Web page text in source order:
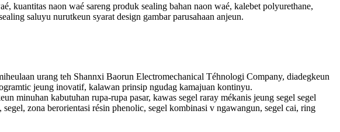
kuantitas naon waé sareng produk sealing bahan naon waé, kalebet polyurethane,
saluyu nurutkeun syarat design gambar parusahaan anjeun.
urang teh Shannxi Baorun Electromechanical Téhnologi Company, diadegkeun
jeung inovatif, kalawan prinsip ngudag kamajuan kontinyu.
minuhan kabutuhan rupa-rupa pasar, kawas segel raray mékanis jeung segel segel
zona berorientasi résin phenolic, segel kombinasi v ngawangun, segel cai, ring